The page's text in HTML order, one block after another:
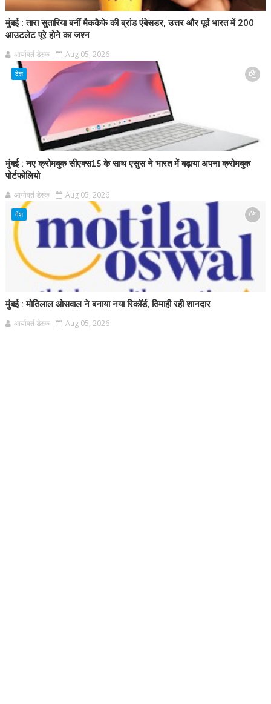
मुंबई : तारा सुतारिया बनीं मैककैफे की ब्रांड एंबेसडर, उत्तर और पूर्व भारत में 200
आउटलेट पूरे होने का जश्न
आर्यावर्त डेस्क Aug 05, 2026
देश
मुंबई : नए क्रोमबुक सीएक्स15 के साथ एसुस ने भारत में बढ़ाया अपना क्रोमबुक
पोर्टफोलियो
आर्यावर्त डेस्क Aug 05, 2026
देश
मुंबई : मोतिलाल ओसवाल ने बनाया नया रिकॉर्ड, तिमाही रही शानदार
आर्यावर्त डेस्क Aug 05, 2026